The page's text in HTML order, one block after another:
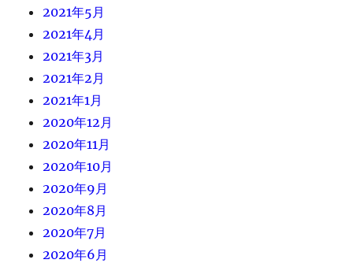
2021年5月
2021年4月
2021年3月
2021年2月
2021年1月
2020年12月
2020年11月
2020年10月
2020年9月
2020年8月
2020年7月
2020年6月